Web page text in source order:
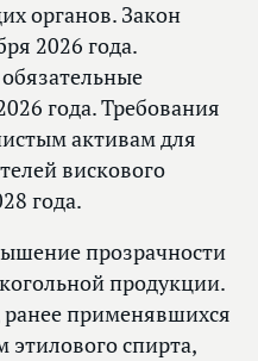
органов. Закон
2026 года.
года. Требования
активам для
вискового
года.
прозрачности
продукции.
применявшихся
этилового спирта,